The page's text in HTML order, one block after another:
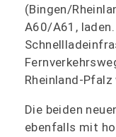
(Bingen/
A60/A61,
Rheinland-Pfalz
Die beiden
ebenfalls mit